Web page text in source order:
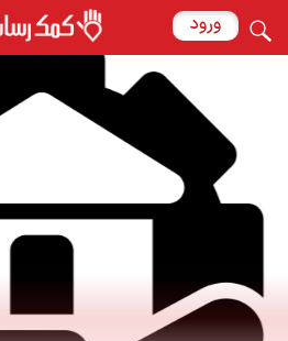
ورود